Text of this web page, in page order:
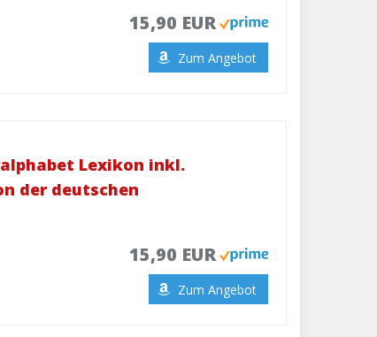
15,90 EUR
Zum Angebot
Lexikon inkl.
der deutschen
15,90 EUR
Zum Angebot